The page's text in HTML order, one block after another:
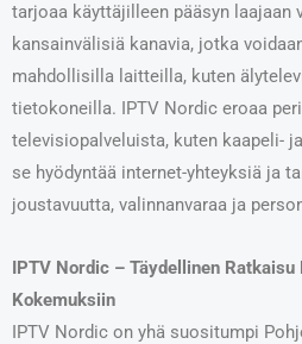
tarjoaa käyttäjilleen pääsyn laajaan
kansainvälisiä kanavia, jotka
mahdollisilla laitteilla, kuten
tietokoneilla. IPTV Nordic eroaa
televisiopalveluista, kuten kaapeli-
se hyödyntää internet-yhteyksiä ja
joustavuutta, valinnanvaraa ja
IPTV Nordic – Täydellinen Ratkaisu
Kokemuksiin
IPTV Nordic on yhä suositumpi